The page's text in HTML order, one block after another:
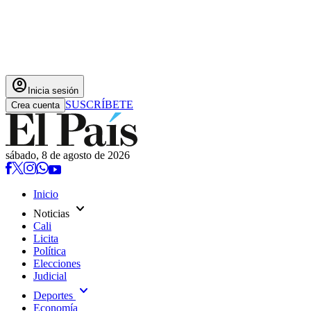
account_circle Inicia sesión
Crea cuenta SUSCRÍBETE
sábado, 8 de agosto de 2026
Inicio
Noticias expand_more
Cali
Licita
Política
Elecciones
Judicial
Deportes expand_more
Economía